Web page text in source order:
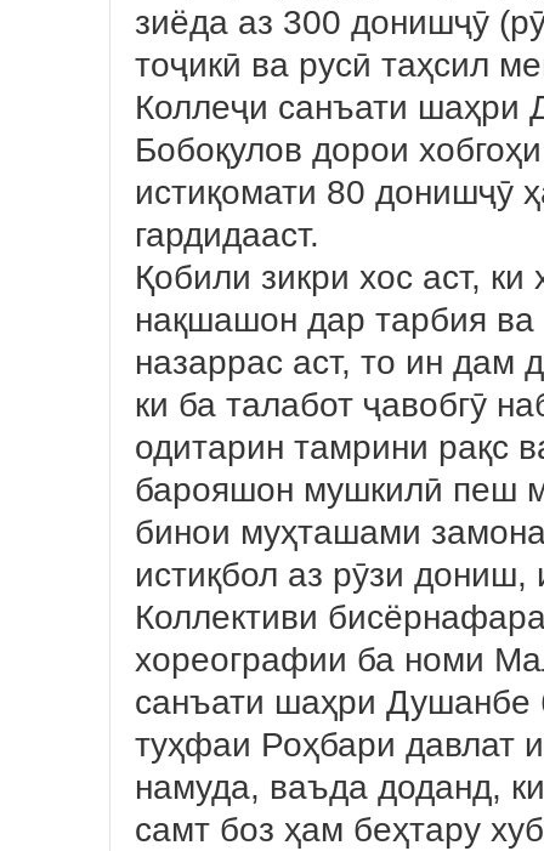
зиёда аз 300 донишҷӯ
тоҷикӣ ва русӣ таҳсил
Коллеҷи санъати
Бобоқулов дорои
истиқомати 80 донишҷӯ
гардидааст.
Қобили зикри хос аст,
нақшашон дар тарбия ва
назаррас аст, то ин
ки ба талабот ҷавобгӯ
одитарин тамрини рақс
барояшон мушкилӣ пеш
бинои муҳташами
истиқбол аз рӯзи
Коллективи
хореографии ба номи
санъати шаҳри Душанбе
туҳфаи Роҳбари давлат
намуда, ваъда доданд,
самт боз ҳам беҳтару